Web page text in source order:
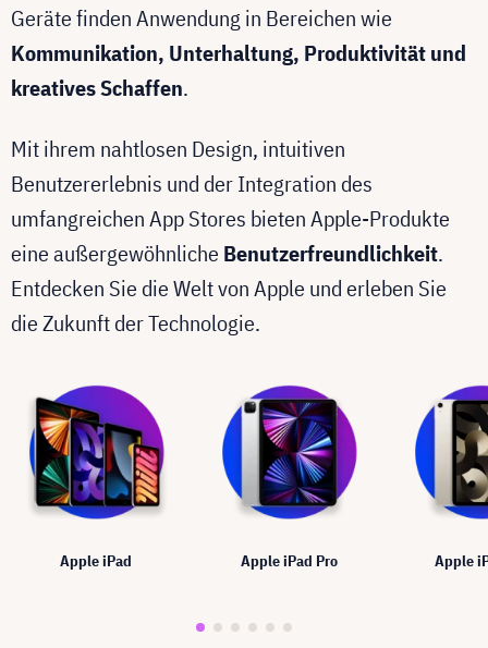
Geräte finden Anwendung in Bereichen wie
Kommunikation, Unterhaltung, Produktivität und
kreatives Schaffen.
Mit ihrem nahtlosen Design, intuitiven
Benutzererlebnis und der Integration des
umfangreichen App Stores bieten Apple-Produkte
eine außergewöhnliche Benutzerfreundlichkeit.
Entdecken Sie die Welt von Apple und erleben Sie
die Zukunft der Technologie.
Apple iPad Apple iPad Pro Apple